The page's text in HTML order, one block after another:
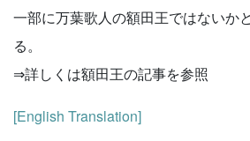
一部に万葉歌人の額田王ではないか
る。
⇒詳しくは額田王の記事を参照
[English Translation]